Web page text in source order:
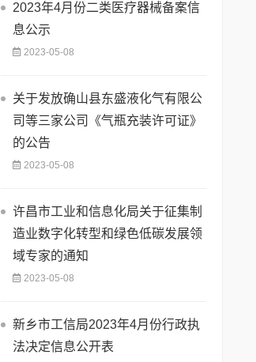
2023年4月份二类医疗器械备案信
息公示
2023-05-08
关于发放确山县东盛液化气有限公
司等三家公司《气瓶充装许可证》
的公告
2023-05-08
许昌市工业和信息化局关于征集制
造业数字化转型和绿色低碳发展领
域专家的通知
2023-05-08
新乡市工信局2023年4月份行政执
法决定信息公开表